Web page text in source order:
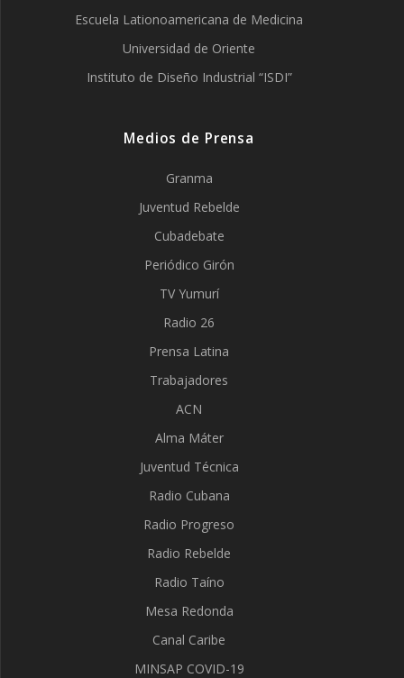
Escuela Lationoamericana de Medicina
Universidad de Oriente
Instituto de Diseño Industrial “ISDI”
Medios de Prensa
Granma
Juventud Rebelde
Cubadebate
Periódico Girón
TV Yumurí
Radio 26
Prensa Latina
Trabajadores
ACN
Alma Máter
Juventud Técnica
Radio Cubana
Radio Progreso
Radio Rebelde
Radio Taíno
Mesa Redonda
Canal Caribe
MINSAP COVID-19